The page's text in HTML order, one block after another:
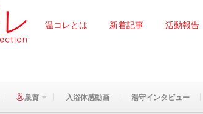
温コレとは 新着記事 活動報告
泉質 入浴体感動画 湯守インタビュー